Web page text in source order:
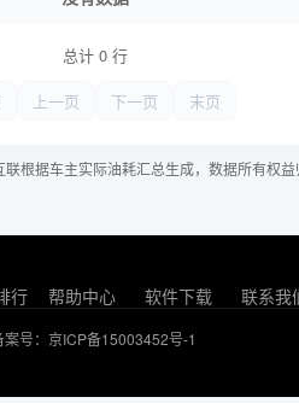
总计 0 行
上一页 下一页 末页
根据车主实际油耗汇总生成，数据所有权
行 帮助中心 软件下载 联系我
案号：京ICP备15003452号-1